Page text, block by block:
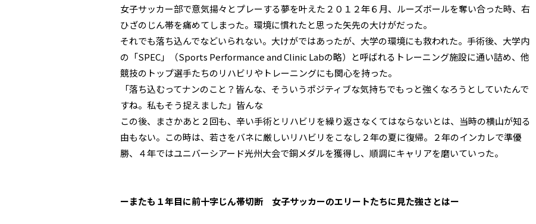
女子サッカー部で意気揚々とプレーする夢を叶えた２０１２年６月、ルーズボールを奪い合った時、右
ひざのじん帯を痛めてしまった。環境に慣れたと思った矢先の大けがだった。
それでも落ち込んでなどいられない。大けがではあったが、大学の環境にも救われた。手術後、大学内
の「SPEC」（Sports Performance and Clinic Labの略）と呼ばれるトレーニング施設に通い詰め、他
競技のトップ選手たちのリハビリやトレーニングにも関心を持った。
「落ち込むってナンのこと？皆んな、そういうポジティブな気持ちでもっと強くなろうとしていたんで
すね。私もそう捉えました」皆んな
この後、まさかあと２回も、辛い手術とリハビリを繰り返さなくてはならないとは、当時の横山が知る
由もない。この時は、若さをバネに厳しいリハビリをこなし２年の夏に復帰。２年のインカレで準優
勝、４年ではユニバーシアード光州大会で銅メダルを獲得し、順調にキャリアを磨いていった。
ーまたも１年目に前十字じん帯切断 女子サッカーのエリートたちに見た強さとはー